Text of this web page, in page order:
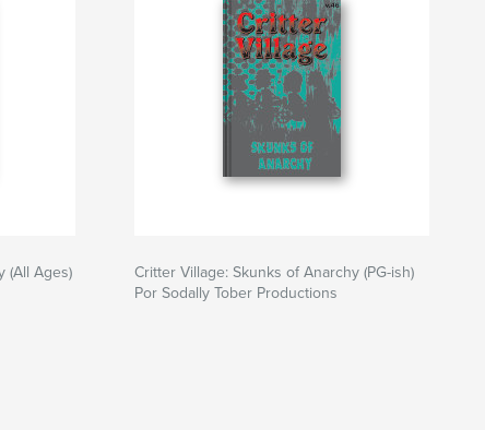
(All Ages)
Critter Village: Skunks of Anarchy (PG-ish)
Por Sodally Tober Productions